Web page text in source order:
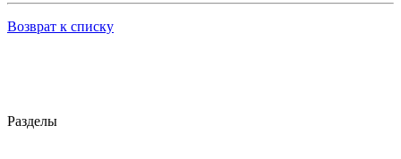
Возврат к списку
Разделы